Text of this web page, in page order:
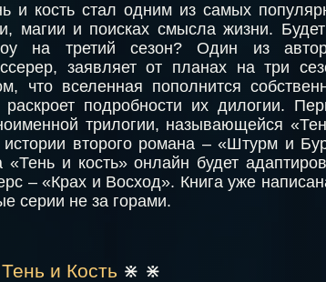
и кость стал одним из самых
магии и поисках смысла жизни.
на третий сезон? Один из
заявляет от планах на три
что вселенная пополнится
подробности их дилогии.
трилогии, называющейся
второго романа – «Штурм и
и кость» онлайн будет
– «Крах и Восход». Книга уже
серии не за горами.
и Кость ⋇ ⋇